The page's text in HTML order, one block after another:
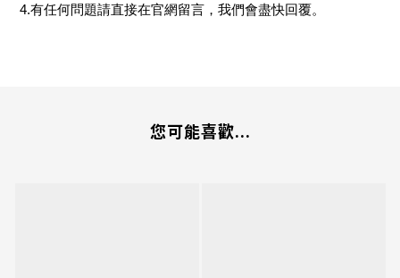
4.有任何問題請直接在官網留言，我們會盡快回覆。
您可能喜歡...